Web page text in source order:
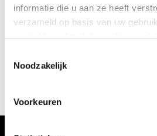
informatie die u aan ze heeft
verzameld op basis van uw
Noodzakelijk
Voorkeuren
Op stap met Jac. P. Thijsse naar de
Frisse lucht, groen, weidse luchten –
pandemie behoefte aan. Wandel